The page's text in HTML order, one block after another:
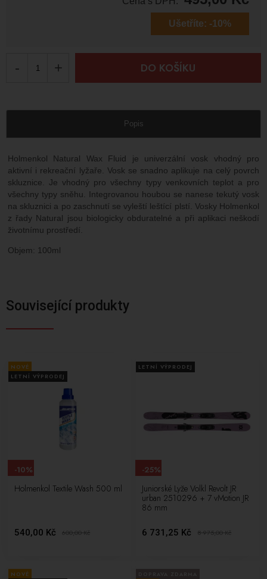
Ušetříte: -10%
- + DO KOŠÍKU
Popis
Holmenkol Natural Wax Fluid je univerzální vosk vhodný pro
aktivní i rekreační lyžaře. Vosk se snadno aplikuje na celý povrch
skluznice. Je vhodný pro všechny typy venkovních teplot a pro
všechny typy sněhu. Integrovanou houbou se nanese tekutý vosk
na skluznici a po zaschnutí se vyleští leštící plstí. Vosky Holmenkol
z řady Natural jsou biologicky obduratelné a při aplikaci neškodí
životnímu prostředí.
Objem: 100ml
Související produkty
NOVÉ
LETNÍ VÝPRODEJ
Holmenkol Textile Wash 500 ml
540,00 Kč 600,00Kč
-10%
LETNÍ VÝPRODEJ
Juniorské Lyže Volkl Revolt JR
urban 2510296 + 7 vMotion JR
86 mm
6 731,25 Kč 8 975,00Kč
-25%
NOVÉ